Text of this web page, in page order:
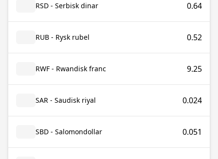
RSD - Serbisk dinar 0.64
RUB - Rysk rubel 0.52
RWF - Rwandisk franc 9.25
SAR - Saudisk riyal 0.024
SBD - Salomondollar 0.051